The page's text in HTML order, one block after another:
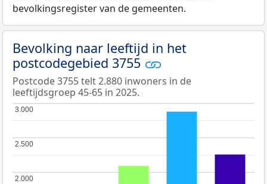
bevolkingsregister van de gemeenten.
Bevolking naar leeftijd in het
postcodegebied 3755
Postcode 3755 telt 2.880 inwoners in de
leeftijdsgroep 45-65 in 2025.
2.000
2.000
2.500
2.500
3.000
3.000